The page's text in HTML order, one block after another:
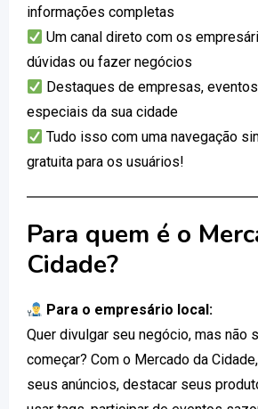
informações completas
Um canal direto com os
dúvidas ou fazer negócios
Destaques de empresas,
especiais da sua cidade
Tudo isso com uma navegação
gratuita para os usuários!
Para quem é o
Cidade?
Para o empresário local:
Quer divulgar seu negócio, mas não
começar? Com o Mercado da
seus anúncios, destacar seus